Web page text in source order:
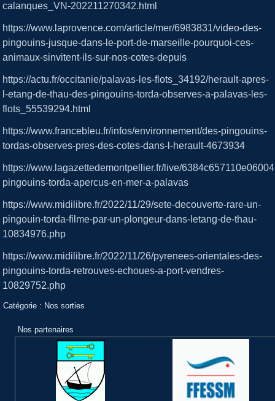
calanques_VN-202211270342.html
https://www.laprovence.com/article/mer/6983831/video-des-
pingouins-jusque-dans-le-port-de-marseille-pourquoi-ces-
animaux-sinvitent-ils-sur-nos-cotes-depuis
https://actu.fr/occitanie/palavas-les-flots_34192/herault-apres-
l-etang-de-thau-des-pingouins-torda-observes-a-palavas-les-
flots_55539294.html
https://www.francebleu.fr/infos/environnement/des-pingouins-
tordas-observes-pres-des-cotes-dans-l-herault-4673934
https://www.lagazettedemontpellier.fr/live/
pingouins-torda-apercus-en-mer-a-palavas
https://www.midilibre.fr/2022/11/29/sete-decouverte-rare-un-
pingouin-torda-filme-par-un-plongeur-dans-letang-de-thau-
10834976.php
https://www.midilibre.fr/2022/11/26/pyrenees-orientales-des-
pingouins-torda-retrouves-echoues-a-port-vendres-
10829752.php
Catégorie : Nos sorties
Nos partenaires